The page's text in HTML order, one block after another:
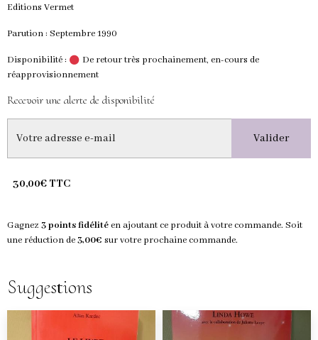
Editions Vermet
Parution : Septembre 1990
Disponibilité :
De retour très prochainement, en-cours de
réapprovisionnement
Recevoir une alerte de disponibilité
Valider
30,00€ TTC
Gagnez 3 points fidélitéen ajoutant ce produit à votre commande. Soit
une réduction de3,00€ sur votre prochaine commande.
Suggestions